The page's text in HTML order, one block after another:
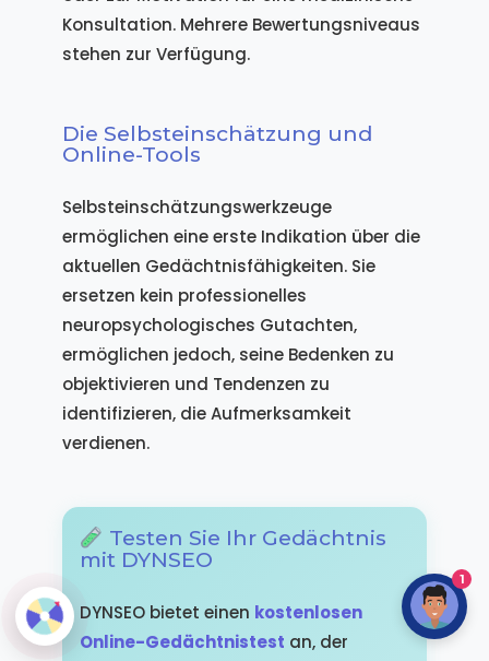
Konsultation. Mehrere Bewertungsniveaus
stehen zur Verfügung.
Die Selbsteinschätzung und
Online-Tools
Selbsteinschätzungswerkzeuge
ermöglichen eine erste Indikation über die
aktuellen Gedächtnisfähigkeiten. Sie
ersetzen kein professionelles
neuropsychologisches Gutachten,
ermöglichen jedoch, seine Bedenken zu
objektivieren und Tendenzen zu
identifizieren, die Aufmerksamkeit
verdienen.
Testen Sie Ihr Gedächtnis
mit DYNSEO
DYNSEO bietet einen kostenlosen
Online-Gedächtnistest an, der
1